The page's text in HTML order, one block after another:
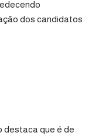
dos candidatos
destaca que é de